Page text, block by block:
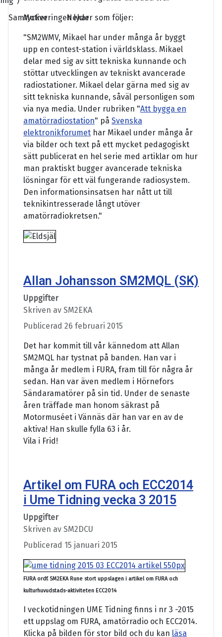
Motiveringen lyder som följer:
"SM2WMV, Mikael har under många år byggt
upp en contest-station i världsklass. Mikael
delar med sig av sitt tekniska kunnande och
stöttar utvecklingen av tekniskt avancerade
radiostationer. Mikael delar gärna med sig av
sitt tekniska kunnande, såväl personligen som
via nya media. Under rubriken "Att bygga en
amatörradiostation" på Svenska
elektronikforumet har Mikael under många år
via bilder och text på ett mycket pedagogiskt
sätt publicerat en hel serie med artiklar om hur
man praktiskt bugger avancerade tekniska
lösningar för ett väl fungerande radiosystem.
Den informationsinsatsen har nått ut till
teknikintresserade långt utöver
amatörradiokretsen."
Allan Johansson SM2MQL (SK)
Uppgifter
Skriven av SM2EKA
Publicerad 26 februari 2015
Det har kommit till vår kännedom att Allan
SM2MQL har tystnat på banden. Han var i
många år medlem i FURA, fram till för några år
sedan. Han var även medlem i Hörnefors
Sändaramatörer på sin tid. Under de senaste
åren träffade man honom säkrast på
Motormuséet i Vännäs där han var en av de
aktiva! Han skulle fylla 63 i år.
Vila i Frid!
Artikel om FURA och ECC2014
i Ume Tidning vecka 3 2015
Uppgifter
Skriven av SM2DCU
Publicerad 15 januari 2015
FURA ordf. SM2EKA Rune stort uppslagen i artikel om FURA och
kulturhuvudstads-aktiviteten ECC2014
I veckotidningen UME Tidning finns i nr 3 -2015
ett uppslag om FURA, amatörradio och ECC2014.
Klicka på bilden för stor bild och du kan läsa
Samtycker
Nekar